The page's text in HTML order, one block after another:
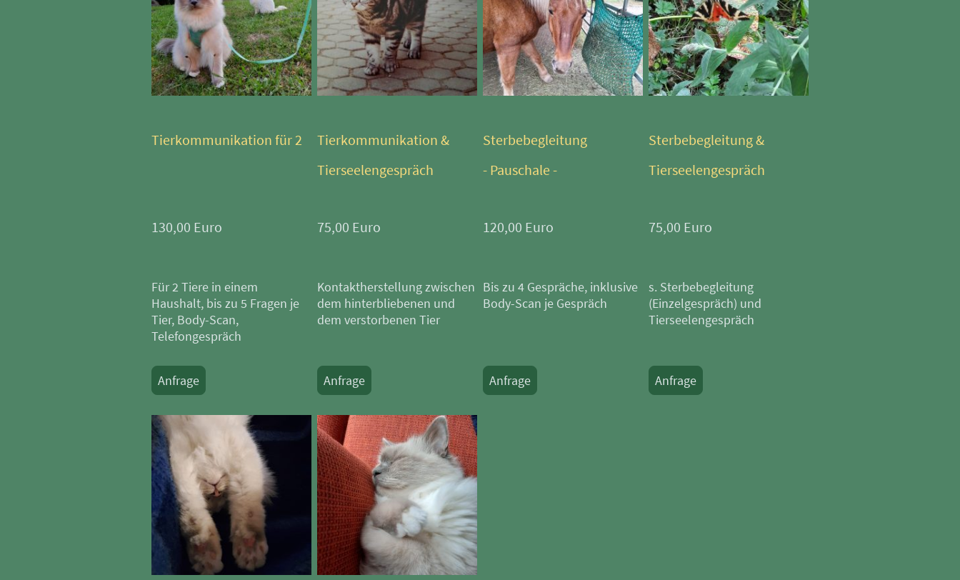
Tierkommunikation für 2
130,00 Euro
Für 2 Tiere in einem
Haushalt, bis zu 5 Fragen je
Tier, Body-Scan,
Telefongespräch
Anfrage
Tierkommunikation &
Tierseelengespräch
75,00 Euro
Kontaktherstellung zwischen
dem hinterbliebenen und
dem verstorbenen Tier
Anfrage
Sterbebegleitung
- Pauschale -
120,00 Euro
Bis zu 4 Gespräche, inklusive
Body-Scan je Gespräch
Anfrage
Sterbebegleitung &
Tierseelengespräch
75,00 Euro
s. Sterbebegleitung
(Einzelgespräch) und
Tierseelengespräch
Anfrage